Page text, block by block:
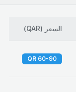
السعر (
QAR
)
60-90 QR